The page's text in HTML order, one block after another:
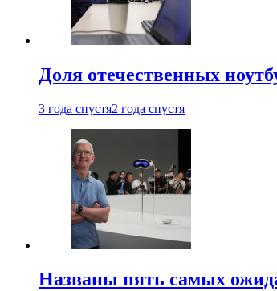
Доля отечественных
3 года спустя2 года спустя
Названы пять самых